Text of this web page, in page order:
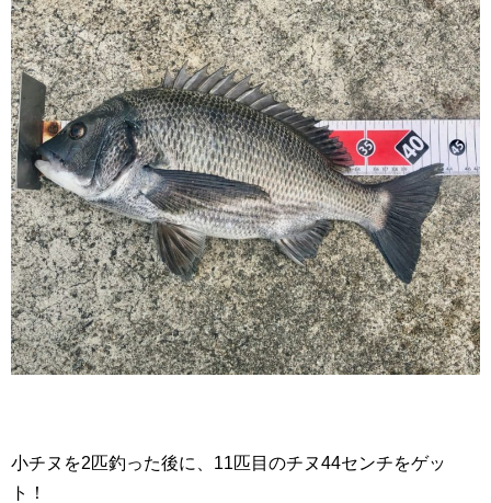
小チヌを2匹釣った後に、11匹目のチヌ44センチをゲッ
ト！